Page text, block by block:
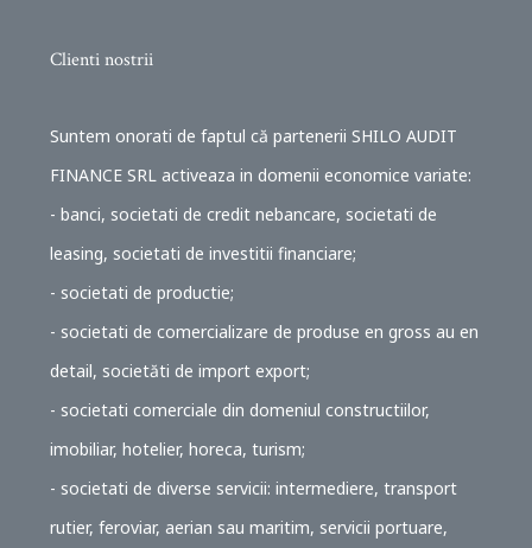
Clienti nostrii
Suntem onorati de faptul că partenerii SHILO AUDIT
FINANCE SRL activeaza in domenii economice variate:
- banci, societati de credit nebancare, societati de
leasing, societati de investitii financiare;
- societati de productie;
- societati de comercializare de produse en gross au en
detail, societăti de import export;
- societati comerciale din domeniul constructiilor,
imobiliar, hotelier, horeca, turism;
- societati de diverse servicii: intermediere, transport
rutier, feroviar, aerian sau maritim, servicii portuare,